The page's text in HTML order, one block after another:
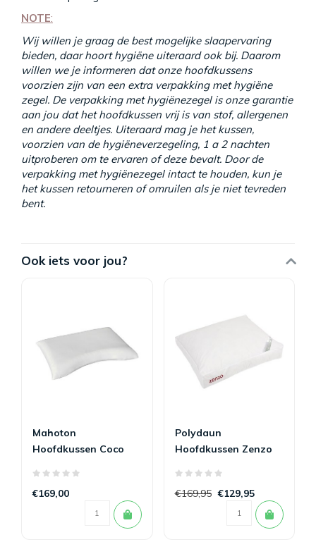
NOTE:
Wij willen je graag de best mogelijke slaapervaring
bieden, daar hoort hygiëne uiteraard ook bij. Daarom
willen we je informeren dat onze hoofdkussens
voorzien zijn van een extra verpakking met hygiëne
zegel. De verpakking met hygiënezegel is onze garantie
aan jou dat het hoofdkussen vrij is van stof, allergenen
en andere deeltjes. Uiteraard mag je het kussen,
voorzien van de hygiëneverzegeling, 1 a 2 nachten
uitproberen om te ervaren of deze bevalt. Door de
verpakking met hygiënezegel intact te houden, kun je
het kussen retourneren of omruilen als je niet tevreden
bent.
Ook iets voor jou?
Mahoton
Hoofdkussen Coco
€169,00
Polydaun
Hoofdkussen Zenzo
€169,95 €129,95